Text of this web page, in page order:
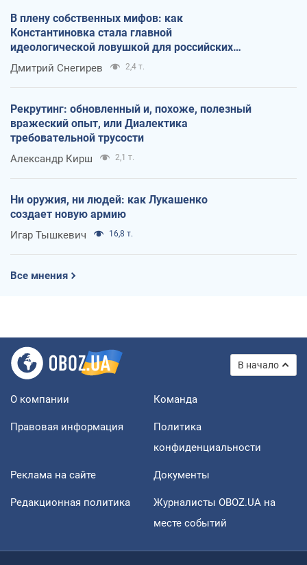
В плену собственных мифов: как
Константиновка стала главной
идеологической ловушкой для российских
оккупантов
Дмитрий Снегирев 2,4 т.
Рекрутинг: обновленный и, похоже, полезный
вражеский опыт, или Диалектика
требовательной трусости
Александр Кирш 2,1 т.
Ни оружия, ни людей: как Лукашенко
создает новую армию
Игар Тышкевич 16,8 т.
Все мнения
В начало
О компании Команда
Правовая информация
Политика
конфиденциальности
Реклама на сайте Документы
Редакционная политика
Журналисты OBOZ.UA на
месте событий